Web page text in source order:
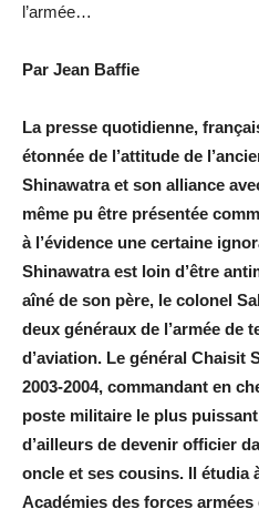
l’armée…
Par Jean Baffie
La presse quotidienne,
étonnée de l’attitude de
Shinawatra et son alliance
même pu être présentée
à l’évidence une certaine
Shinawatra est loin d’être
aîné de son père, le colonel
deux généraux de l’armée de
d’aviation. Le général Chaisit
2003-2004, commandant en
poste militaire le plus
d’ailleurs de devenir officier
oncle et ses cousins. Il étudia
Académies des forces